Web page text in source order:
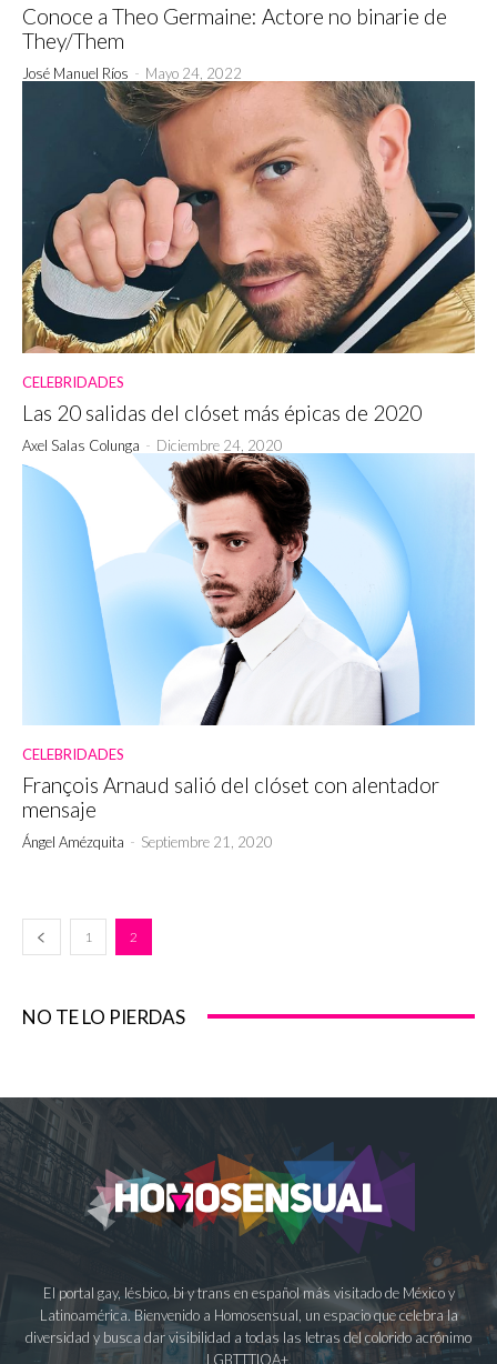
Conoce a Theo Germaine: Actore no binarie de
They/Them
José Manuel Ríos - Mayo 24, 2022
CELEBRIDADES
Las 20 salidas del clóset más épicas de 2020
Axel Salas Colunga - Diciembre 24, 2020
CELEBRIDADES
François Arnaud salió del clóset con alentador
mensaje
Ángel Amézquita - Septiembre 21, 2020
1 2
NO TE LO PIERDAS
El portal gay, lésbico, bi y trans en español más visitado de México y
Latinoamérica. Bienvenido a Homosensual, un espacio que celebra la
diversidad y busca dar visibilidad a todas las letras del colorido acrónimo
LGBTTTIQA+.